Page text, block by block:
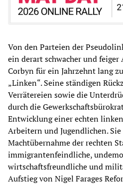
Von den Parteien der
ein derart schwacher und feiger
Corbyn für ein Jahrzehnt lang
„Linken“. Seine ständigen
Verrätereien sowie die
durch die
Entwicklung einer echten
Arbeitern und Jugendlichen.
Machtübernahme der rechten
immigrantenfeindliche,
wirtschaftsfreundliche und
Aufstieg von Nigel Farages